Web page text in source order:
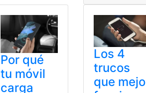
Por qué
tu móvil
carga
Los 4
trucos
que